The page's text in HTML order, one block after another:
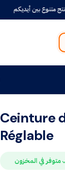
Ceinture
Réglable
متوفر في المخزون